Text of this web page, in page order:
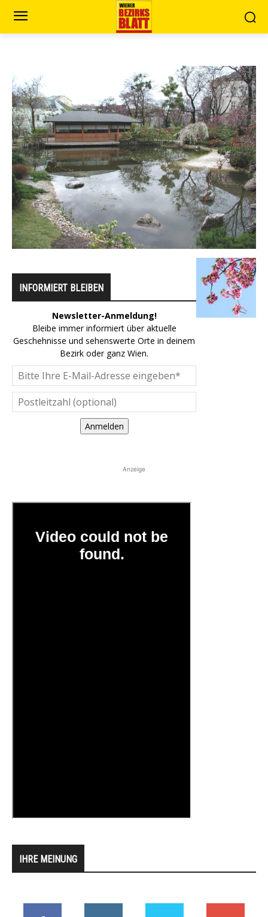
INFORMIERT BLEIBEN
Newsletter-Anmeldung!
Bleibe immer informiert über aktuelle
Geschehnisse und sehenswerte Orte in deinem
Bezirk oder ganz Wien.
Anmelden
Anzeige
IHRE MEINUNG